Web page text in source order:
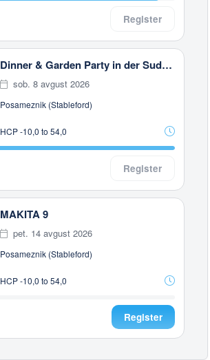
Register
Dinner & Garden Party in der Sudanesischen Botschaft in Rottal
sob. 8 avgust 2026
Posameznik (Stableford)
HCP -10,0 to 54,0
Register
MAKITA 9
pet. 14 avgust 2026
Posameznik (Stableford)
HCP -10,0 to 54,0
Register